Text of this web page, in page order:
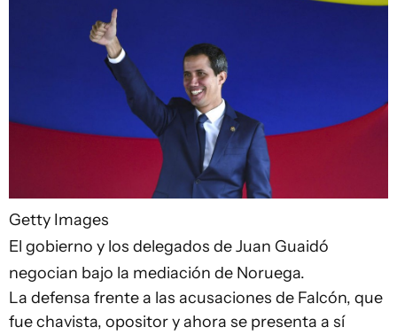
Getty Images
El gobierno y los delegados de Juan Guaidó
negocian bajo la mediación de Noruega.
La defensa frente a las acusaciones de Falcón, que
fue chavista, opositor y ahora se presenta a sí